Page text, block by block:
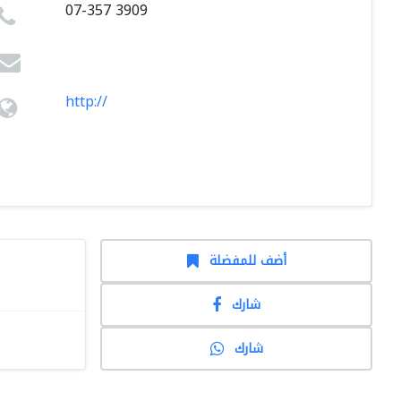
07-357 3909
http://
أضف للمفضلة
شارك
شارك